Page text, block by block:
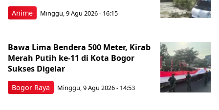
Anime Minggu, 9 Agu 2026 - 16:15
Bogor Raya
Bawa Lima Bendera 500 Meter, Kirab
Merah Putih ke-11 di Kota Bogor
Sukses Digelar
Minggu, 9 Agu 2026 - 14:53